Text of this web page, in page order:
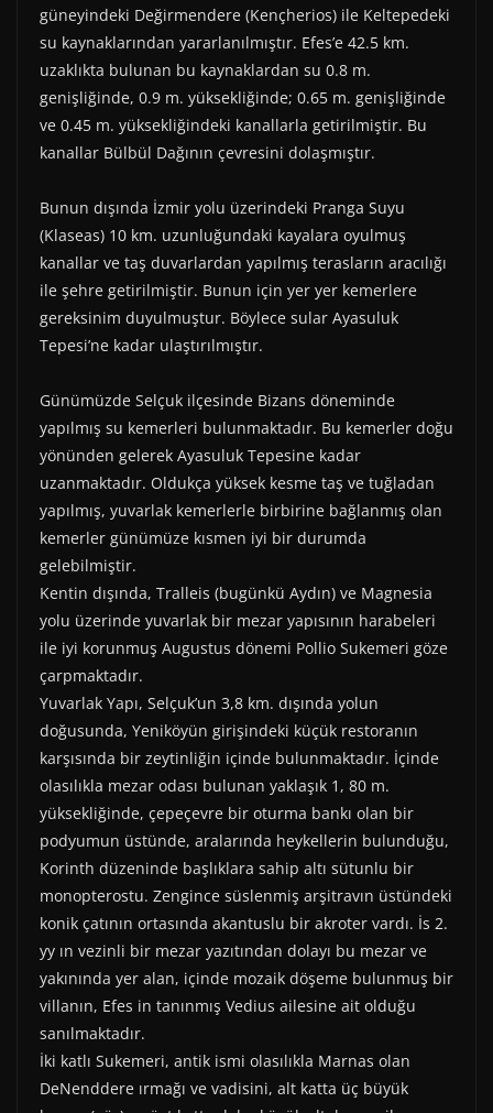
güneyindeki Değirmendere (Kençherios) ile Keltepedeki
su kaynaklarından yararlanılmıştır. Efes’e 42.5 km.
uzaklıkta bulunan bu kaynaklardan su 0.8 m.
genişliğinde, 0.9 m. yüksekliğinde; 0.65 m. genişliğinde
ve 0.45 m. yüksekliğindeki kanallarla getirilmiştir. Bu
kanallar Bülbül Dağının çevresini dolaşmıştır.
Bunun dışında İzmir yolu üzerindeki Pranga Suyu
(Klaseas) 10 km. uzunluğundaki kayalara oyulmuş
kanallar ve taş duvarlardan yapılmış terasların aracılığı
ile şehre getirilmiştir. Bunun için yer yer kemerlere
gereksinim duyulmuştur. Böylece sular Ayasuluk
Tepesi’ne kadar ulaştırılmıştır.
Günümüzde Selçuk ilçesinde Bizans döneminde
yapılmış su kemerleri bulunmaktadır. Bu kemerler doğu
yönünden gelerek Ayasuluk Tepesine kadar
uzanmaktadır. Oldukça yüksek kesme taş ve tuğladan
yapılmış, yuvarlak kemerlerle birbirine bağlanmış olan
kemerler günümüze kısmen iyi bir durumda
gelebilmiştir.
Kentin dışında, Tralleis (bugünkü Aydın) ve Magnesia
yolu üzerinde yuvarlak bir mezar yapısının harabeleri
ile iyi korunmuş Augustus dönemi Pollio Sukemeri göze
çarpmaktadır.
Yuvarlak Yapı, Selçuk’un 3,8 km. dışında yolun
doğusunda, Yeniköyün girişindeki küçük restoranın
karşısında bir zeytinliğin içinde bulunmaktadır. İçinde
olasılıkla mezar odası bulunan yaklaşık 1, 80 m.
yüksekliğinde, çepeçevre bir oturma bankı olan bir
podyumun üstünde, aralarında heykellerin bulunduğu,
Korinth düzeninde başlıklara sahip altı sütunlu bir
monopterostu. Zengince süslenmiş arşitravın üstündeki
konik çatının ortasında akantuslu bir akroter vardı. İs 2.
yy ın vezinli bir mezar yazıtından dolayı bu mezar ve
yakınında yer alan, içinde mozaik döşeme bulunmuş bir
villanın, Efes in tanınmış Vedius ailesine ait olduğu
sanılmaktadır.
İki katlı Sukemeri, antik ismi olasılıkla Marnas olan
DeNenddere ırmağı ve vadisini, alt katta üç büyük